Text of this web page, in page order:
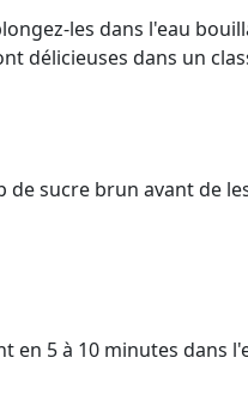
les dans l'eau
délicieuses dans un
sucre brun avant de
en 5 à 10 minutes dans